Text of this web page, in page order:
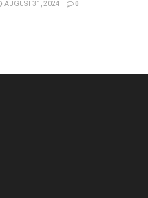
AUGUST 31, 2024 0